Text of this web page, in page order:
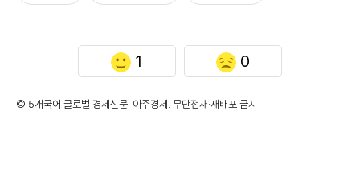
1 0
©'5개국어 글로벌 경제신문' 아주경제. 무단전재·재배포 금지